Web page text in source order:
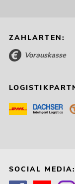
ZAHLARTEN:
Vorauskasse
SOCIAL MEDIA: